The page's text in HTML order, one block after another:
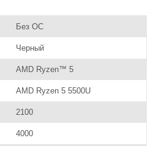
Без ОС
Черный
AMD Ryzen™ 5
AMD Ryzen 5 5500U
2100
4000